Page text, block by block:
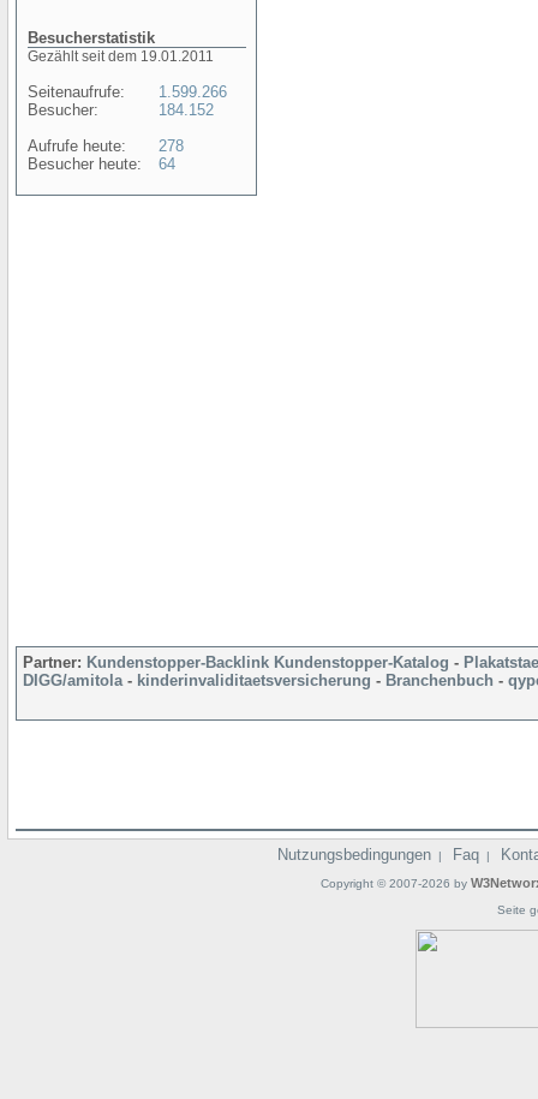
Besucherstatistik
Gezählt seit dem 19.01.2011
Seitenaufrufe:
Besucher:
Aufrufe heute:
Besucher heute:
1.599.266
184.152
278
64
Partner: Kundenstopper-Backlink Kundenstopper-Katalog -
DIGG/amitola- kinderinvaliditaetsversicherung - Branchenbuch -
Nutzungsbedingungen | Faq |
Copyright © 2007-2026 by
Seite